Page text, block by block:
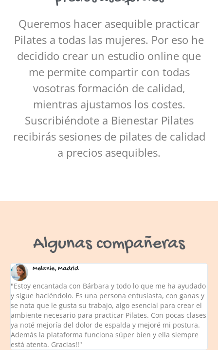
Queremos hacer asequible practicar
Pilates a todas las mujeres. Por eso he
decidido crear un estudio online que
me permite compartir con todas
vosotras formación de calidad,
mientras ajustamos los costes.
Suscribiéndote a Bienestar Pilates
recibirás sesiones de pilates de calidad
a precios asequibles.
Algunas compañeras
Melanie, Madrid
"Estoy encantada con Bárbara y todo lo que me ha ayudado
y sigue haciéndolo. Es una persona entusiasta, con ganas y
se nota que le gusta su trabajo, algo esencial para crear el
ambiente necesario para practicar Pilates. Con pocas clases
ya noté mejoría del dolor de espalda y mejoré mi postura.
Además la plataforma funciona súper bien y ella siempre
está atenta. Gracias!!"